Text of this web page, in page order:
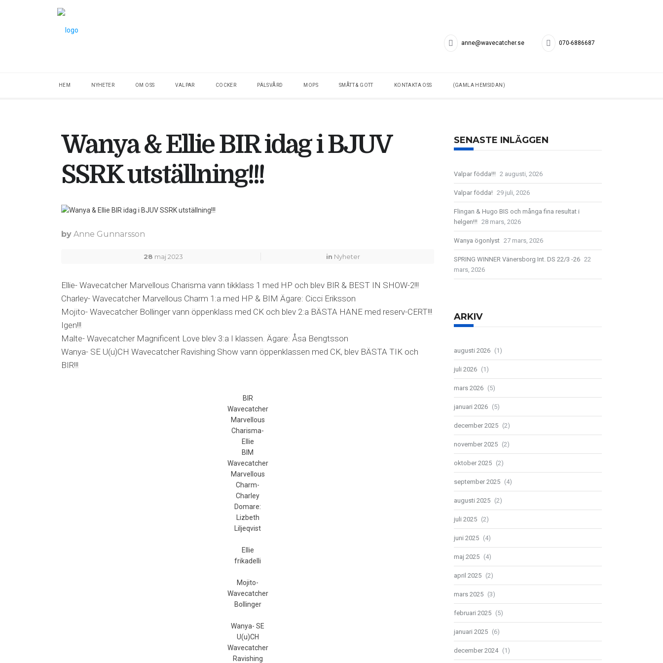
anne@wavecatcher.se 070-6886687
HEM NYHETER OM OSS VALPAR COCKER PÄLSVÅRD MOPS SMÅTT & GOTT KONTAKTA OSS (GAMLA HEMSIDAN)
Wanya & Ellie BIR idag i BJUV
SSRK utställning!!!
by Anne Gunnarsson
28 maj 2023 in Nyheter
Ellie- Wavecatcher Marvellous Charisma vann tikklass 1 med HP och blev BIR & BEST IN SHOW-2!!!
Charley- Wavecatcher Marvellous Charm 1:a med HP & BIM Ägare: Cicci Eriksson
Mojito- Wavecatcher Bollinger vann öppenklass med CK och blev 2:a BÄSTA HANE med reserv-CERT!!!
Igen!!!
Malte- Wavecatcher Magnificent Love blev 3:a I klassen. Ägare: Åsa Bengtsson
Wanya- SE U(u)CH Wavecatcher Ravishing Show vann öppenklassen med CK, blev BÄSTA TIK och
BIR!!!
BIR
Wavecatcher
Marvellous
Charisma-
Ellie
BIM
Wavecatcher
Marvellous
Charm-
Charley
Domare:
Lizbeth
Liljeqvist
Ellie
frikadelli
Mojito-
Wavecatcher
Bollinger
Wanya- SE
U(u)CH
Wavecatcher
Ravishing
SENASTE INLÄGGEN
Valpar födda!!! 2 augusti, 2026
Valpar födda! 29 juli, 2026
Flingan & Hugo BIS och många fina resultat i
helgen!!! 28 mars, 2026
Wanya ögonlyst 27 mars, 2026
SPRING WINNER Vänersborg Int. DS 22/3 -26 22
mars, 2026
ARKIV
augusti 2026 (1)
juli 2026 (1)
mars 2026 (5)
januari 2026 (5)
december 2025 (2)
november 2025 (2)
oktober 2025 (2)
september 2025 (4)
augusti 2025 (2)
juli 2025 (2)
juni 2025 (4)
maj 2025 (4)
april 2025 (2)
mars 2025 (3)
februari 2025 (5)
januari 2025 (6)
december 2024 (1)